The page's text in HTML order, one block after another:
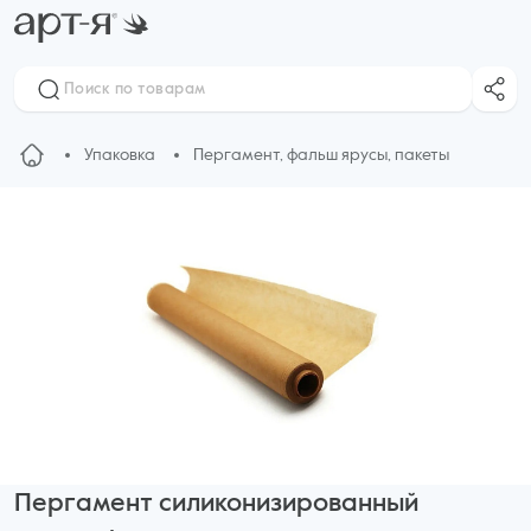
Упаковка Пергамент, фальш ярусы, пакеты
Пергамент силиконизированный